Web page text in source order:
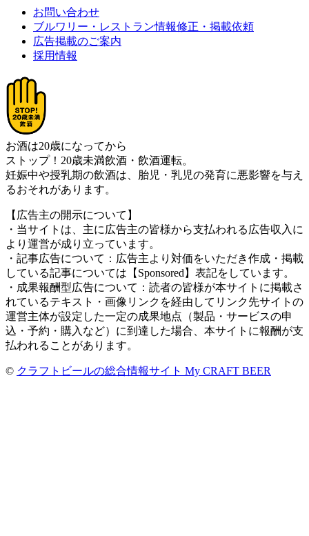
お問い合わせ
ブルワリー・レストラン情報修正・掲載依頼
広告掲載のご案内
採用情報
お酒は20歳になってから
ストップ！20歳未満飲酒・飲酒運転。
妊娠中や授乳期の飲酒は、胎児・乳児の発育に悪影響を与え
るおそれがあります。
【広告主の開示について】
・当サイトは、主に広告主の皆様から支払われる広告収入に
より運営が成り立っています。
・記事広告について：広告主より対価をいただき作成・掲載
している記事については【Sponsored】表記をしています。
・成果報酬型広告について：読者の皆様が本サイトに掲載さ
れているテキスト・画像リンクを経由してリンク先サイトの
運営主体が設定した一定の成果地点（製品・サービスの申
込・予約・購入など）に到達した場合、本サイトに報酬が支
払われることがあります。
© クラフトビールの総合情報サイト My CRAFT BEER